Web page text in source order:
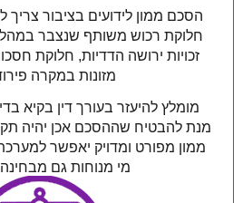
הסכם ממון לידועים בציבור צריך
חלוקת רכוש משותף שנצבר
זכויות ירושה הדדיות, חלוקת
מזונות במקרה
מומלץ להיעזר בעורך דין בקיא
מנת להבטיח שההסכם אכן יהיה
ממון מפורט ומדויק יאפשר
מי מנוחות גם